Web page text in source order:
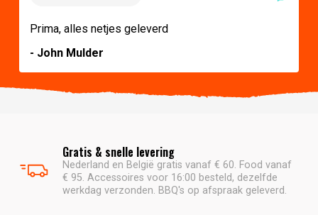
Prima, alles netjes geleverd
- John Mulder
Gratis & snelle levering
Nederland en België gratis vanaf € 60. Food vanaf
€ 95. Accessoires voor 16:00 besteld, dezelfde
werkdag verzonden. BBQ's op afspraak geleverd.